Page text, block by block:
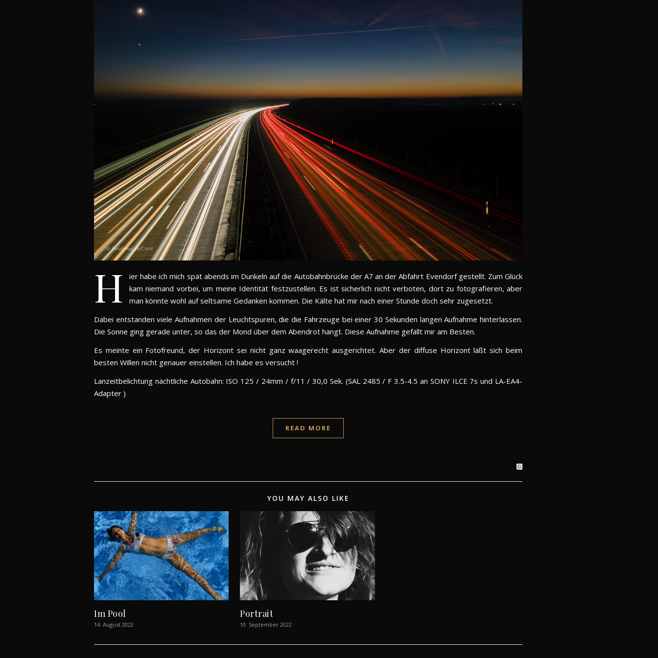
H
ier habe ich mich spät abends im Dunkeln auf die Autobahnbrücke der A7 an der Abfahrt Evendorf gestellt. Zum Glück
kam niemand vorbei, um meine Identität festzustellen. Es ist sicherlich nicht verboten, dort zu fotografieren, aber
man könnte wohl auf seltsame Gedanken kommen. Die Kälte hat mir nach einer Stunde doch sehr zugesetzt.
Dabei entstanden viele Aufnahmen der Leuchtspuren, die die Fahrzeuge bei einer 30 Sekunden langen Aufnahme hinterlassen.
Die Sonne ging gerade unter, so das der Mond über dem Abendrot hängt. Diese Aufnahme gefällt mir am Besten.
Es meinte ein Fotofreund, der Horizont sei nicht ganz waagerecht ausgerichtet. Aber der diffuse Horizont läßt sich beim
besten Willen nicht genauer einstellen. Ich habe es versucht !
Lanzeitbelichtung nächtliche Autobahn: ISO 125 / 24mm / f/11 / 30,0 Sek. (SAL 2485 / F 3.5-4.5 an SONY ILCE 7s und LA-EA4-
Adapter )
READ MORE
YOU MAY ALSO LIKE
Im Pool
14. August 2022
Portrait
10. September 2022